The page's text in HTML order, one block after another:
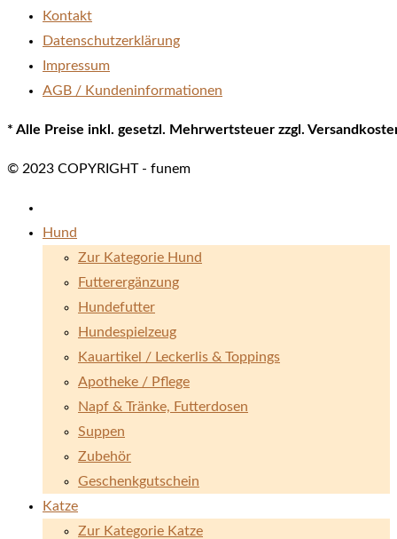
Kontakt
Datenschutzerklärung
Impressum
AGB / Kundeninformationen
* Alle Preise inkl. gesetzl. Mehrwertsteuer zzgl.
© 2023 COPYRIGHT - funem
Hund
Zur Kategorie Hund
Futterergänzung
Hundefutter
Hundespielzeug
Kauartikel / Leckerlis & Toppings
Apotheke / Pflege
Napf & Tränke, Futterdosen
Suppen
Zubehör
Geschenkgutschein
Katze
Zur Kategorie Katze